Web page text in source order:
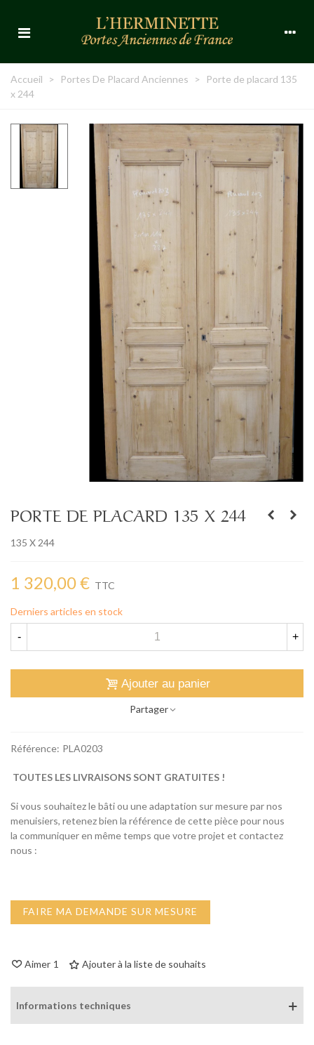
Accueil > Portes De Placard Anciennes >
Porte de placard 135
x 244
PORTE DE PLACARD 135 X 244
135 X 244
1 320,00 € TTC
Derniers articles en stock
- +
Ajouter au panier
Partager
Référence: PLA0203
TOUTES LES LIVRAISONS SONT GRATUITES !
Si vous souhaitez le bâti ou une adaptation sur mesure par nos
menuisiers, retenez bien la référence de cette pièce pour nous
la communiquer en même temps que votre projet et contactez
nous :
FAIRE MA DEMANDE SUR MESURE
Aimer 1 Ajouter à la liste de souhaits
Informations techniques